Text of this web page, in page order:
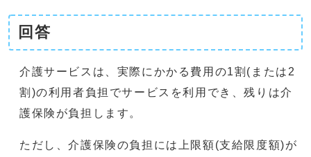
回答
介護サービスは、実際にかかる費用の1割(または2
割)の利用者負担でサービスを利用でき、残りは介
護保険が負担します。
ただし、介護保険の負担には上限額(支給限度額)が